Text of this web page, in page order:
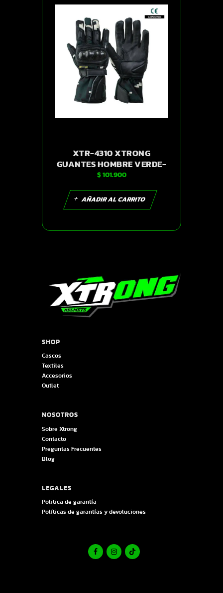
XTR-4310 XTRONG
GUANTES HOMBRE VERDE-
MILITAR XL | SKU14275
$101.900
AÑADIR AL CARRITO
SHOP
Cascos
Textiles
Accesorios
Outlet
NOSOTROS
Sobre Xtrong
Contacto
Preguntas Frecuentes
Blog
LEGALES
Politica de garantía
Políticas de garantías y devoluciones